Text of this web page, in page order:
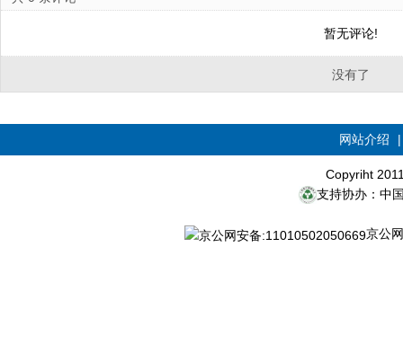
暂无评论!
没有了
网站介绍
Copyriht
支持协办：中
京公